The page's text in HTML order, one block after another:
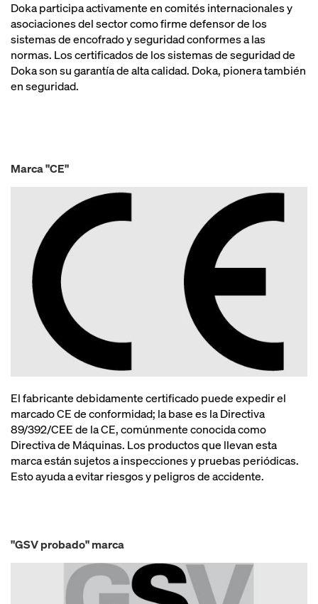
Doka participa activamente en comités internacionales y
asociaciones del sector como firme defensor de los
sistemas de encofrado y seguridad conformes a las
normas. Los certificados de los sistemas de seguridad de
Doka son su garantía de alta calidad. Doka, pionera también
en seguridad.
Marca "CE"
El fabricante debidamente certificado puede expedir el
marcado CE de conformidad; la base es la Directiva
89/392/CEE de la CE, comúnmente conocida como
Directiva de Máquinas. Los productos que llevan esta
marca están sujetos a inspecciones y pruebas periódicas.
Esto ayuda a evitar riesgos y peligros de accidente.
"GSV probado" marca